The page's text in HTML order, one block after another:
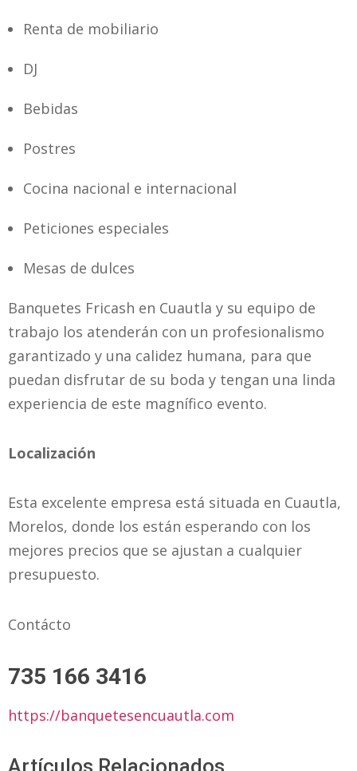
Renta de mobiliario
DJ
Bebidas
Postres
Cocina nacional e internacional
Peticiones especiales
Mesas de dulces
Banquetes Fricash en Cuautla y su equipo de
trabajo los atenderán con un profesionalismo
garantizado y una calidez humana, para que
puedan disfrutar de su boda y tengan una linda
experiencia de este magnífico evento.
Localización
Esta excelente empresa está situada en Cuautla,
Morelos, donde los están esperando con los
mejores precios que se ajustan a cualquier
presupuesto.
Contácto
735 166 3416
https://banquetesencuautla.com
Artículos Relacionados